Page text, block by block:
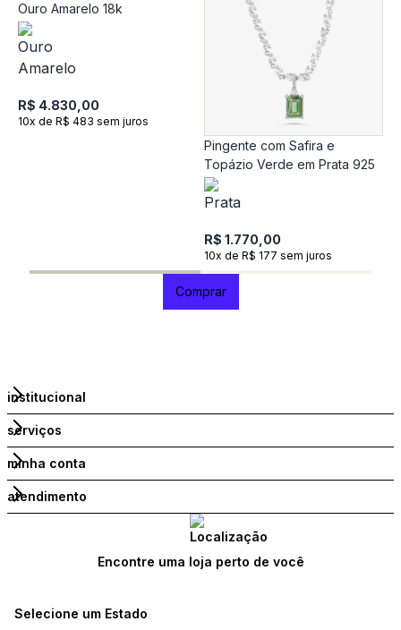
Ouro Amarelo 18k
R$ 4.830,00
10x de R$ 483 sem juros
Pingente com Safira e
Topázio Verde em Prata 925
R$ 1.770,00
10x de R$ 177 sem juros
Comprar
institucional
serviços
minha conta
atendimento
Encontre uma loja perto de você